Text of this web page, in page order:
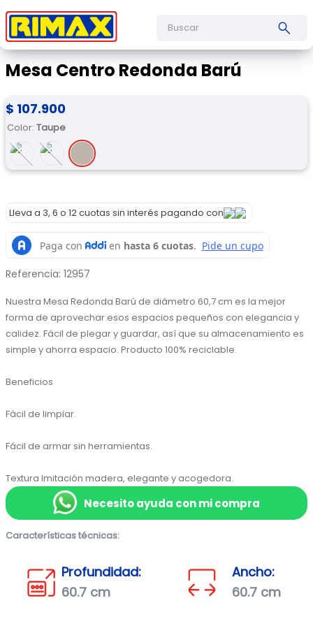
Mesa Centro Redonda Barú
$ 107.900
Color: Taupe
Lleva a 3, 6 o 12 cuotas sin interés pagando con
Referencia: 12957
Nuestra Mesa Redonda Barú de diámetro 60,7 cm es la mejor
forma de aprovechar esos espacios pequeños con elegancia y
calidez. Fácil de plegar y guardar, así que su almacenamiento es
simple y ahorra espacio. Producto 100% reciclable.
Beneficios
Fácil de limpiar.
Fácil de armar sin herramientas.
Textura Imitación madera, elegante y acogedora.
Necesito ayuda con mi compra
Características técnicas:
Profundidad:
60.7 cm
Ancho:
60.7 cm